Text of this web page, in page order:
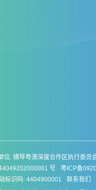
位: 横琴粤澳深度合作区执行委员
号
粤ICP备
标识码: 4404900001
联系我们